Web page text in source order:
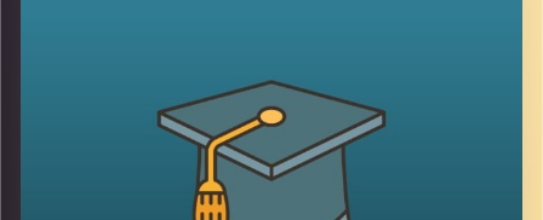
באוצרות הטבע שיכלו להפיק בו, כשבראשם
כמובן נמצא הזהב השחור.
אבל למה בשנים האחרונות מדינות המפרץ